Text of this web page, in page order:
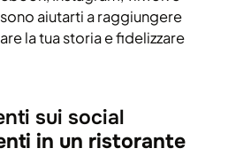
aiutarti a raggiungere
la tua storia e fidelizzare
sui social
in un ristorante